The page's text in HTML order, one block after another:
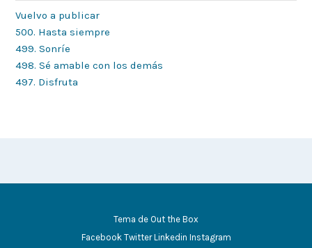
Vuelvo a publicar
500. Hasta siempre
499. Sonríe
498. Sé amable con los demás
497. Disfruta
Tema de Out the Box
Facebook Twitter Linkedin Instagram